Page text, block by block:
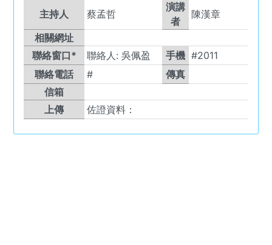
主持人 蔡孟哲
演講
者
陳漢章
相關網址
聯絡窗口*
聯絡人: 吳佩盈 手機 #2011
聯絡電話
#
傳真
信箱
上傳
佐證資料：